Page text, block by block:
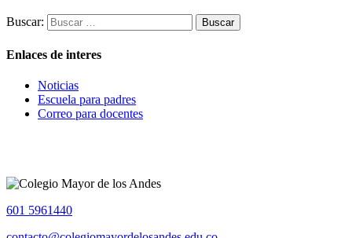
Buscar:
Enlaces de interes
Noticias
Escuela para padres
Correo para docentes
601 5961440